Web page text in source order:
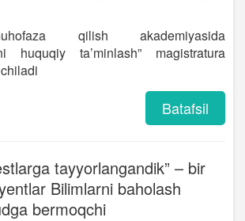
qilish akademiyasida
huquqiy ta’minlash” magistratura
Batafsil
tayyorlangandik” – bir
Bilimlarni baholash
bermoqchi